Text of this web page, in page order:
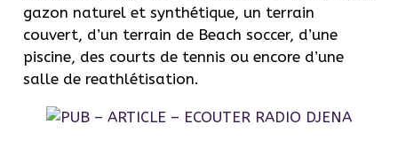
gazon naturel et synthétique, un terrain
couvert, d’un terrain de Beach soccer, d’une
piscine, des courts de tennis ou encore d’une
salle de reathlétisation.